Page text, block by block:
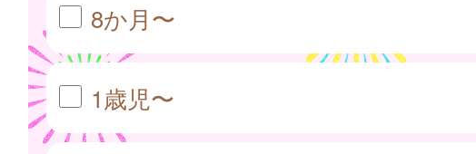
8か月〜
1歳児〜